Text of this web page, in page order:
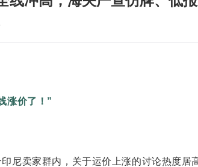
涨价了！”
尼卖家群内，关于运价上涨的讨论热度居